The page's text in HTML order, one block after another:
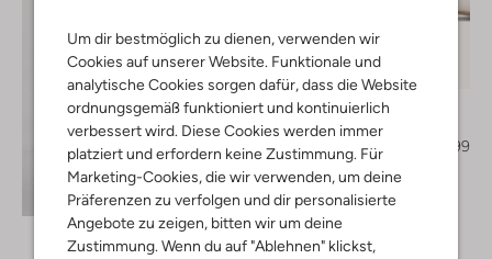
Um dir bestmöglich zu dienen, verwenden wir
Cookies auf unserer Website. Funktionale und
analytische Cookies sorgen dafür, dass die Website
ordnungsgemäß funktioniert und kontinuierlich
verbessert wird. Diese Cookies werden immer
platziert und erfordern keine Zustimmung. Für
Marketing-Cookies, die wir verwenden, um deine
Präferenzen zu verfolgen und dir personalisierte
Angebote zu zeigen, bitten wir um deine
Zustimmung. Wenn du auf "Ablehnen" klickst,
Entdecke den Look
Notre-V
Slingbacks
€ 149,99
€ 89,99
+ mehr farben